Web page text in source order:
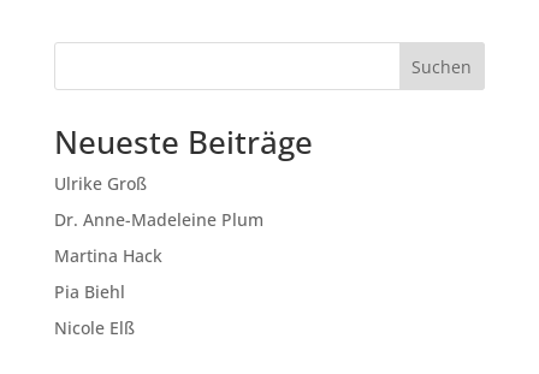
Suchen
Neueste Beiträge
Ulrike Groß
Dr. Anne-Madeleine Plum
Martina Hack
Pia Biehl
Nicole Elß